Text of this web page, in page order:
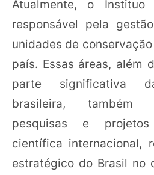
Atualmente, o
responsável pela
unidades de
país. Essas áreas, além
parte significativa
brasileira, também
pesquisas e
científica internacional,
estratégico do Brasil no